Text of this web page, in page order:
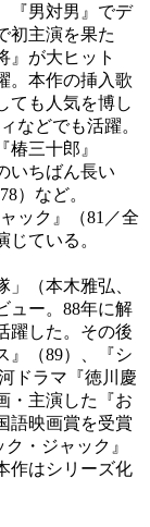
『男対男』でデ
初主演を果た
』が大ヒット
。本作の挿入歌
ても人気を博し
などでも活躍。
三十郎』
いちばん長い
）など。
ック』（81／全
ている。
（本木雅弘、
ュー。88年に解
躍した。その後
』（89）、『シ
ドラマ『徳川慶
・主演した『お
語映画賞を受賞
・ジャック』
作はシリーズ化